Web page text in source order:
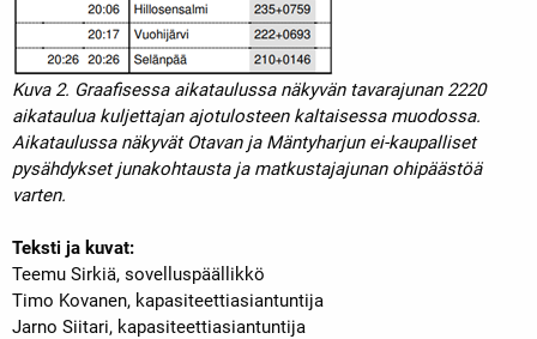
Kuva 2. Graafisessa aikataulussa näkyvän tavarajunan 2220
aikataulua kuljettajan ajotulosteen kaltaisessa muodossa.
Aikataulussa näkyvät Otavan ja Mäntyharjun ei-kaupalliset
pysähdykset junakohtausta ja matkustajajunan ohipäästöä
varten.
Teksti ja kuvat:
Teemu Sirkiä, sovelluspäällikkö
Timo Kovanen, kapasiteettiasiantuntija
Jarno Siitari, kapasiteettiasiantuntija